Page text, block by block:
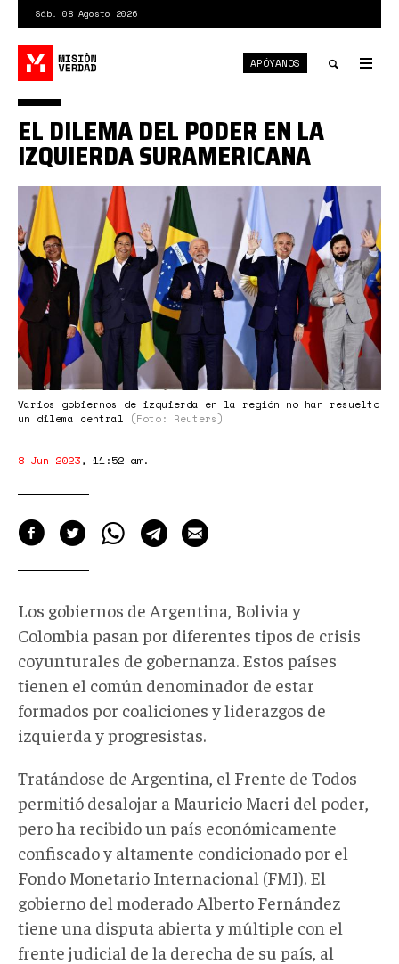
contenido
principal
Sáb. 08 Agosto 2026
APÓYANOS
gobiernos
progres.jpg
Varios gobiernos de izquierda en la región no han resuelto
un dilema central
(Foto: Reuters)
EL DILEMA DEL PODER EN LA
IZQUIERDA SURAMERICANA
8 Jun 2023, 11:52 am.
Los gobiernos de Argentina, Bolivia y
Colombia pasan por diferentes tipos de crisis
coyunturales de gobernanza. Estos países
tienen el común denominador de estar
formados por coaliciones y liderazgos de
izquierda y progresistas.
Tratándose de Argentina, el Frente de Todos
permitió desalojar a Mauricio Macri del poder,
pero ha recibido un país económicamente
confiscado y altamente condicionado por el
Fondo Monetario Internacional (FMI). El
gobierno del moderado Alberto Fernández
tiene una disputa abierta y múltiple con el
frente judicial de la derecha de su país, al